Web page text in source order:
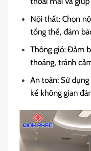
Nội thất: Chọn
tổng thể, đảm
Thông gió: Đảm
thoáng, tránh
An toàn: Sử
kế không gian